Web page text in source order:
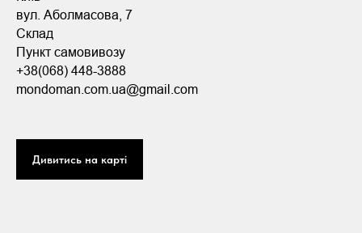
вул. Аболмасова, 7
Склад
Пункт самовивозу
+38(068) 448-3888
mondoman.com.ua@gmail.com
Дивитись на карті